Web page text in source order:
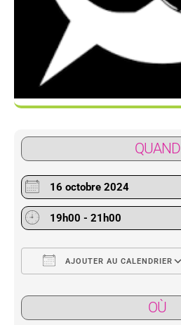
QUAND
16 octobre 2024
19h00 - 21h00
AJOUTER AU CALENDRIER
OÙ